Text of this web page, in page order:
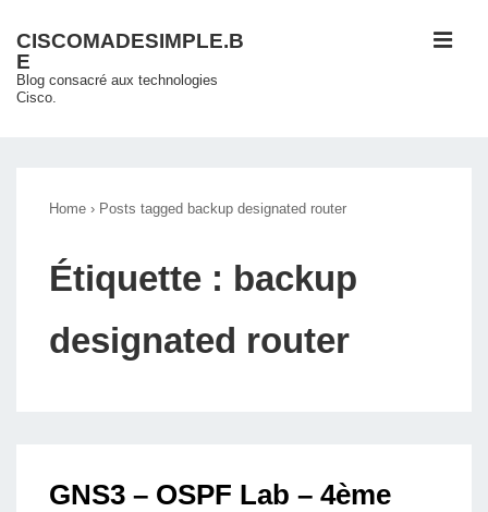
passer
au
contenu
CISCOMADESIMPLE.B
E
Blog consacré aux technologies
Cisco.
Home › Posts tagged backup designated router
Étiquette : backup
designated router
GNS3 – OSPF Lab – 4ème